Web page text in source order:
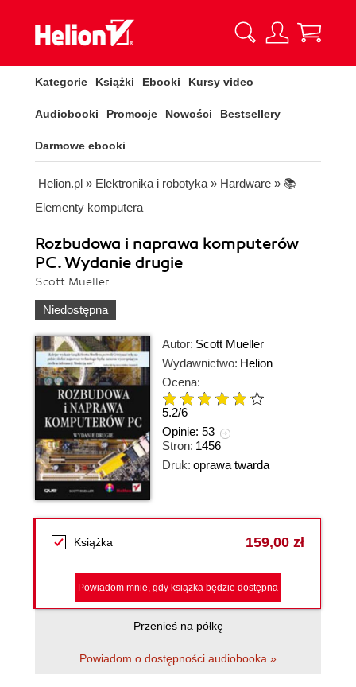
Kategorie Książki Ebooki Kursy video
Audiobooki Promocje Nowości Bestsellery
Darmowe ebooki
Helion.pl » Elektronika i robotyka » Hardware » 📚
Elementy komputera
Rozbudowa i naprawa komputerów
PC. Wydanie drugie
Scott Mueller
Niedostępna
Autor: Scott Mueller
Wydawnictwo: Helion
Ocena:
5.2/6
Opinie: 53
Stron: 1456
Druk: oprawa twarda
Książka 159,00 zł
Powiadom mnie, gdy książka będzie dostępna
Przenieś na półkę
Powiadom o dostępności audiobooka »